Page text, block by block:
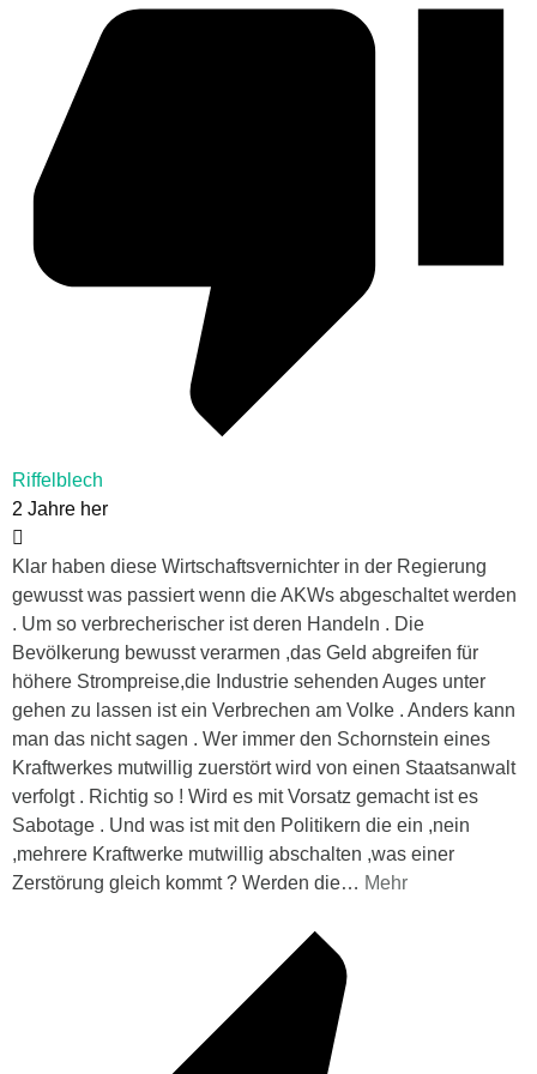
Riffelblech
2 Jahre her
Klar haben diese Wirtschaftsvernichter in der Regierung
gewusst was passiert wenn die AKWs abgeschaltet werden
. Um so verbrecherischer ist deren Handeln . Die
Bevölkerung bewusst verarmen ,das Geld abgreifen für
höhere Strompreise,die Industrie sehenden Auges unter
gehen zu lassen ist ein Verbrechen am Volke . Anders kann
man das nicht sagen . Wer immer den Schornstein eines
Kraftwerkes mutwillig zuerstört wird von einen Staatsanwalt
verfolgt . Richtig so ! Wird es mit Vorsatz gemacht ist es
Sabotage . Und was ist mit den Politikern die ein ,nein
,mehrere Kraftwerke mutwillig abschalten ,was einer
Zerstörung gleich kommt ? Werden die… Mehr